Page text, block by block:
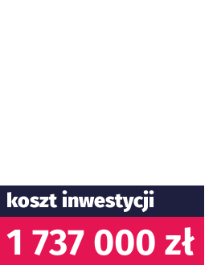
koszt inwestycji
1 737 000 zł